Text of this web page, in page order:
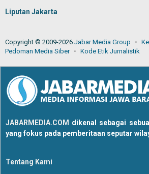
Liputan Jakarta
Copyright © 2009-2026 Jabar Media Group
Pedoman Media Siber
Kode Etik Jurnalistik
JABARMEDIA.COM dikenal sebagai
yang fokus pada pemberitaan seputar
Tentang Kami